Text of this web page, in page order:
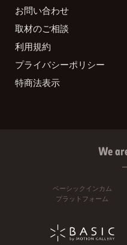
お問い合わせ
取材のご相談
利用規約
プライバシーポリシー
特商法表示
We
ベーシックインカム
プラットフォーム